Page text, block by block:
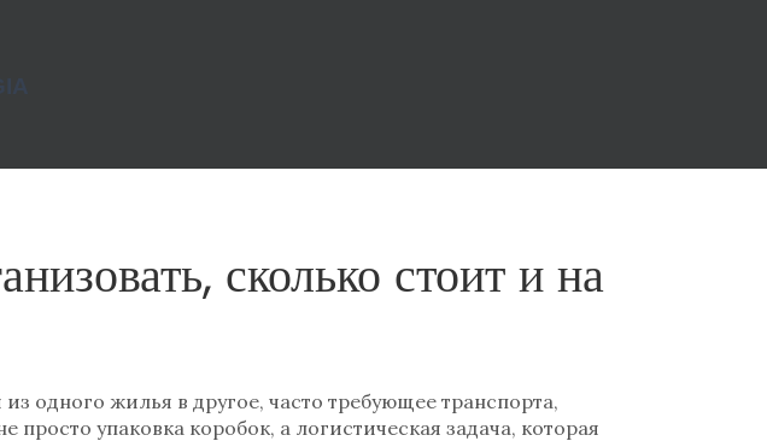
сколько стоит и на
одного жилья в другое, часто требующее транспорта,
просто упаковка коробок, а логистическая задача, которая